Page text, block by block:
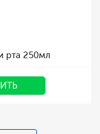
рта 250мл